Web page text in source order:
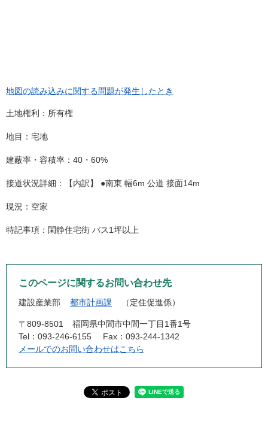
地図の読み込みに関する問題が発生したとき
土地権利：所有権
地目：宅地
建蔽率・容積率：40・60%
接道状況詳細：【内訳】 ●南東 幅6m 公道 接面14m
現況：空家
特記事項：閑静住宅街 バス1坪以上
このページに関するお問い合わせ先
建設産業部 都市計画課 定住促進係
〒809-8501
福岡県中間市中間一丁目1番1号
Tel：093-246-6155
Fax：093-244-1342
メールでのお問い合わせはこちら